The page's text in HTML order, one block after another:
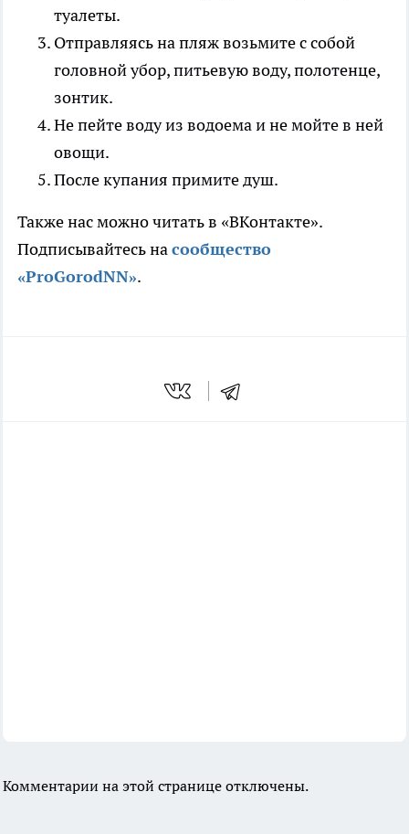
туалеты.
Отправляясь на пляж возьмите с собой
головной убор, питьевую воду, полотенце,
зонтик.
Не пейте воду из водоема и не мойте в ней
овощи.
После купания примите душ.
Также нас можно читать в «ВКонтакте».
Подписывайтесь насообщество
«ProGorodNN».
Комментарии на этой странице отключены.